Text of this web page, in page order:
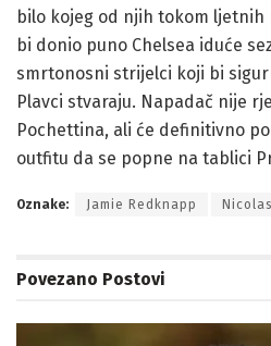
bilo kojeg od njih tokom ljetnih
bi donio puno Chelsea iduće
smrtonosni strijelci koji bi
Plavci stvaraju. Napadač nije
Pochettina, ali će definitivno
outfitu da se popne na tablici
Oznake: Jamie Redknapp
Povezano Postovi